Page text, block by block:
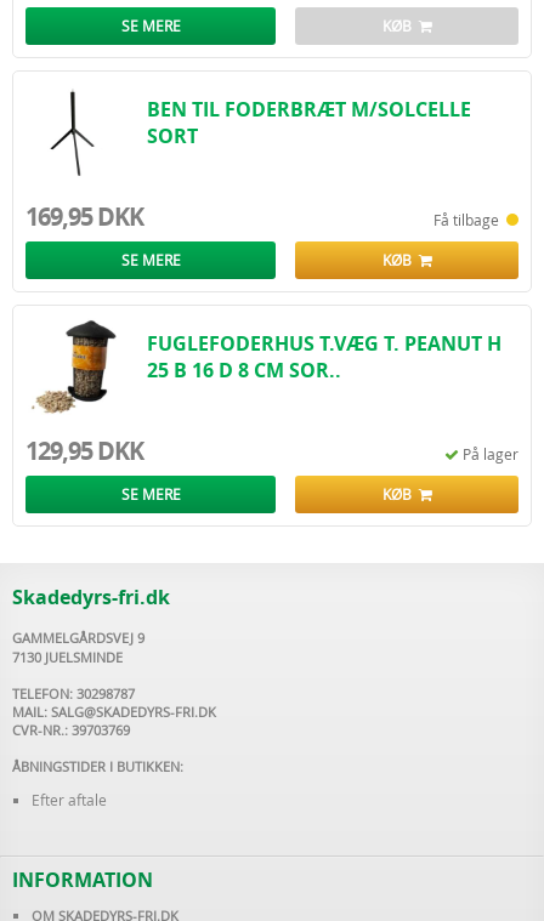
SE MERE KØB
BEN TIL FODERBRÆT M/SOLCELLE
SORT
169,95 DKK Få tilbage
SE MERE KØB
FUGLEFODERHUS T.VÆG T. PEANUT H
25 B 16 D 8 CM SOR..
129,95 DKK På lager
SE MERE KØB
Skadedyrs-fri.dk
GAMMELGÅRDSVEJ 9
7130 JUELSMINDE
TELEFON: 30298787
MAIL: SALG@SKADEDYRS-FRI.DK
CVR-NR.: 39703769
ÅBNINGSTIDER I BUTIKKEN:
Efter aftale
INFORMATION
OM SKADEDYRS-FRI.DK